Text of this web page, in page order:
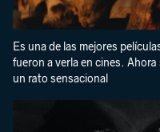
Es una de las mejores
fueron a verla en cines.
un rato sensacional